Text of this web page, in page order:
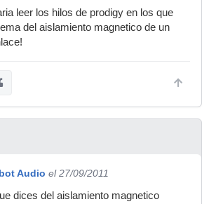
leer los hilos de prodigy en los que
del aislamiento magnetico de un
Audio el 27/09/2011
dices del aislamiento magnetico